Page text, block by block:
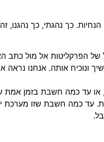
כך נהגתי, כך נהגנו,
הפרקליטות אל מול כתב
ונוכיח אותה. אנחנו נראה
או עד כמה חשבת בזמן אמת
עד כמה חשבת שזו מערכת